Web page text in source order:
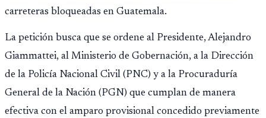
carreteras bloqueadas en Guatemala.
La petición busca que se ordene al Presidente, Alejandro
Giammattei, al Ministerio de Gobernación, a la Dirección
de la Policía Nacional Civil (PNC) y a la Procuraduría
General de la Nación (PGN) que cumplan de manera
efectiva con el amparo provisional concedido previamente